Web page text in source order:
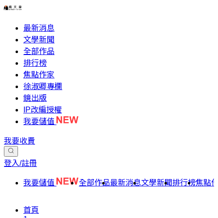
最新消息
文學新聞
全部作品
排行榜
焦點作家
徐淑卿專欄
鏡出版
IP改編授權
我要儲值
我要收費
登入/註冊
我要儲值 全部作品最新消息文學新聞排行榜焦點
首頁